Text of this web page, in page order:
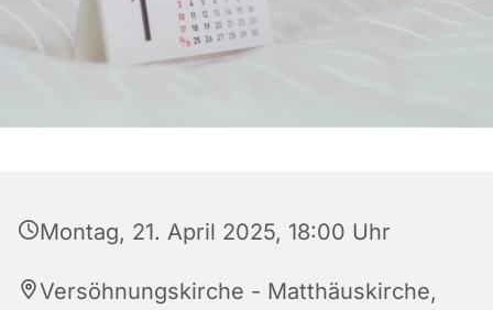
Montag, 21. April 2025, 18:00 Uhr
Versöhnungskirche - Matthäuskirche,